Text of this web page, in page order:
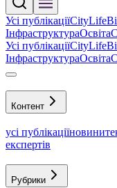
Усі публікаціїCityLife
ІнфраструктураОсвіта
Усі публікаціїCityLife
ІнфраструктураОсвіта
Контент
усі публікаціїновини
експертів
Рубрики